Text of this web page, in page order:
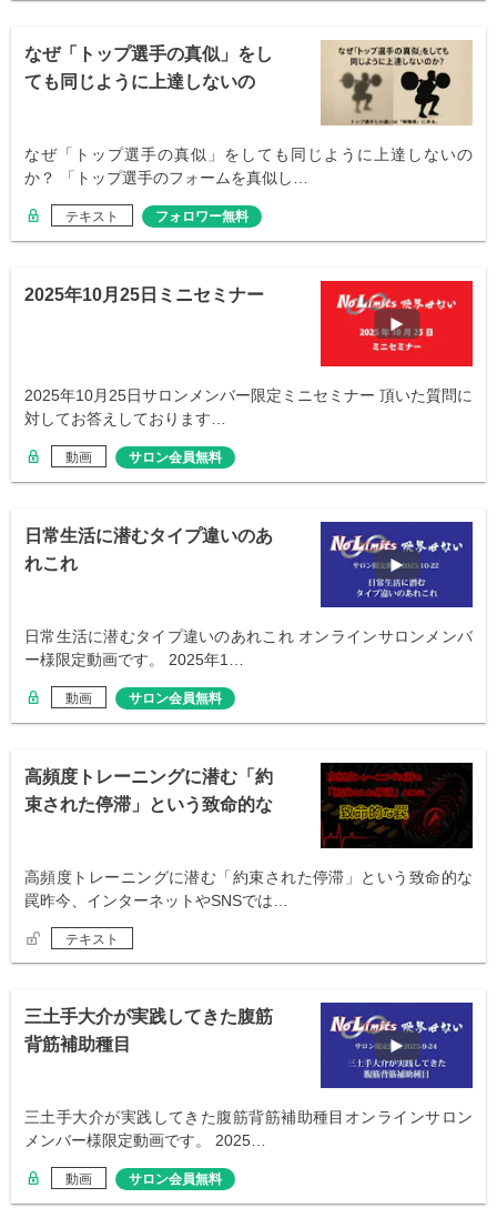
なぜ「トップ選手の真似」をし
ても同じように上達しないの
なぜ「トップ選手の真似」をしても同じように上達しないの
か？ 「トップ選手のフォームを真似し…
テキスト フォロワー無料
2025年10月25日ミニセミナー
2025年10月25日サロンメンバー限定ミニセミナー 頂いた質問に
対してお答えしております…
動画 サロン会員無料
日常生活に潜むタイプ違いのあ
れこれ
日常生活に潜むタイプ違いのあれこれ オンラインサロンメンバ
ー様限定動画です。 2025年1…
動画 サロン会員無料
高頻度トレーニングに潜む「約
束された停滞」という致命的な
高頻度トレーニングに潜む「約束された停滞」という致命的な
罠昨今、インターネットやSNSでは…
テキスト
三土手大介が実践してきた腹筋
背筋補助種目
三土手大介が実践してきた腹筋背筋補助種目オンラインサロン
メンバー様限定動画です。 2025…
動画 サロン会員無料